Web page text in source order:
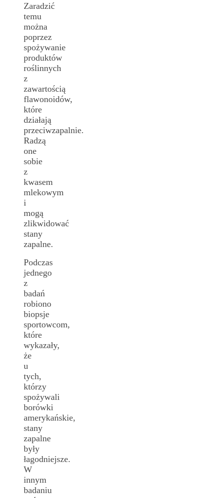
Zaradzić
temu
można
poprzez
spożywanie
produktów
roślinnych
z
zawartością
flawonoidów,
które
działają
przeciwzapalnie.
Radzą
one
sobie
z
kwasem
mlekowym
i
mogą
zlikwidować
stany
zapalne.
Podczas
jednego
z
badań
robiono
biopsje
sportowcom,
które
wykazały,
że
u
tych,
którzy
spożywali
borówki
amerykańskie,
stany
zapalne
były
łagodniejsze.
W
innym
badaniu